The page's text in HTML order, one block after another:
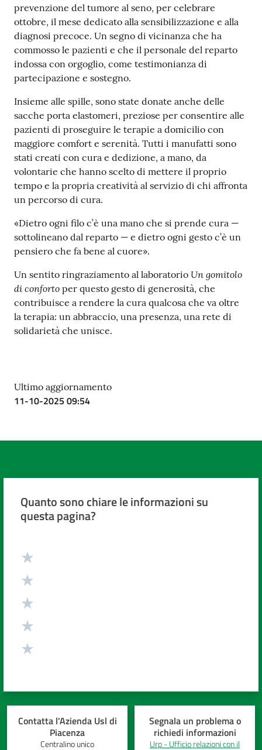
Novità
Scuole
Imprese
ed Enti
Seguici
su
prevenzione del tumore al seno, per celebrare
ottobre, il mese dedicato alla sensibilizzazione e alla
diagnosi precoce. Un segno di vicinanza che ha
commosso le pazienti e che il personale del reparto
indossa con orgoglio, come testimonianza di
partecipazione e sostegno.
Insieme alle spille, sono state donate anche delle
sacche porta elastomeri, preziose per consentire alle
pazienti di proseguire le terapie a domicilio con
maggiore comfort e serenità. Tutti i manufatti sono
stati creati con cura e dedizione, a mano, da
volontarie che hanno scelto di mettere il proprio
tempo e la propria creatività al servizio di chi affronta
un percorso di cura.
«Dietro ogni filo c’è una mano che si prende cura —
sottolineano dal reparto — e dietro ogni gesto c’è un
pensiero che fa bene al cuore».
Un sentito ringraziamento al laboratorio Un gomitolo
di conforto per questo gesto di generosità, che
contribuisce a rendere la cura qualcosa che va oltre
la terapia: un abbraccio, una presenza, una rete di
solidarietà che unisce.
Ultimo aggiornamento
11-10-2025 09:54
Quanto sono chiare le informazioni su
questa pagina?
Contatta l'Azienda Usl di
Piacenza
Centralino unico
Segnala un problema o
richiedi informazioni
Urp - Ufficio relazioni con il